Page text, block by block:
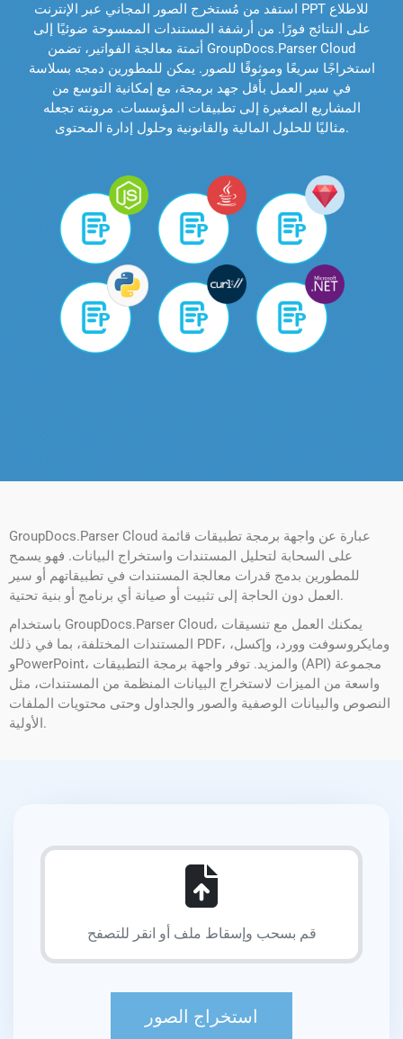
استفد من مُستخرج الصور المجاني عبر الإنترنت PPT للاطلاع
على النتائج فورًا. من أرشفة المستندات الممسوحة ضوئيًا إلى
أتمتة معالجة الفواتير، تضمن GroupDocs.Parser Cloud
استخراجًا سريعًا وموثوقًا للصور. يمكن للمطورين دمجه بسلاسة
في سير العمل بأقل جهد برمجة، مع إمكانية التوسع من
المشاريع الصغيرة إلى تطبيقات المؤسسات. مرونته تجعله
مثاليًا للحلول المالية والقانونية وحلول إدارة المحتوى.
GroupDocs.Parser Cloud عبارة عن واجهة برمجة تطبيقات قائمة
على السحابة لتحليل المستندات واستخراج البيانات. فهو يسمح
للمطورين بدمج قدرات معالجة المستندات في تطبيقاتهم أو سير
العمل دون الحاجة إلى تثبيت أو صيانة أي برنامج أو بنية تحتية.
باستخدام GroupDocs.Parser Cloud، يمكنك العمل مع تنسيقات
المستندات المختلفة، بما في ذلك PDF، ومايكروسوفت وورد، وإكسل،
وPowerPoint، والمزيد. توفر واجهة برمجة التطبيقات (API) مجموعة
واسعة من الميزات لاستخراج البيانات المنظمة من المستندات، مثل
النصوص والبيانات الوصفية والصور والجداول وحتى محتويات الملفات
الأولية.